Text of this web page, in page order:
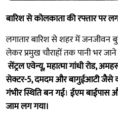
बारिश से कोलकाता की रफ्तार पर
लगातार बारिश से शहर में जनजीवन
लेकर प्रमुख चौराहों तक पानी भर
सेंट्रल एवेन्यू, महात्मा गांधी रोड,
सेक्टर-5, दमदम और बागुईआटी जैसे
गंभीर स्थिति बन गई।ईएम बाईपास
जाम लग गया।